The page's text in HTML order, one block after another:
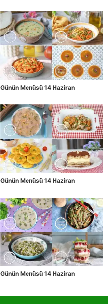
Günün Menüsü 14 Haziran
Günün Menüsü 14 Haziran
Günün Menüsü 14 Haziran